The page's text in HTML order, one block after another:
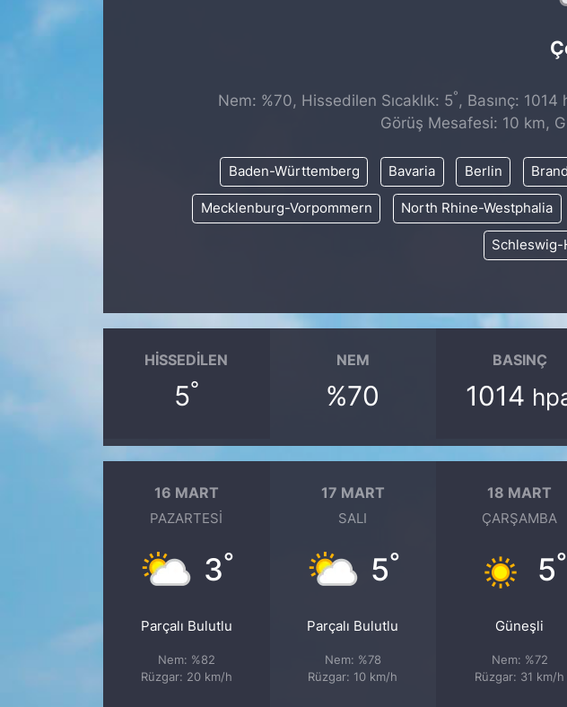
Nem: %70, Hissedilen Sıcaklık: 5° , Basınç:
Görüş Mesafesi: 10 km,
Baden-Württemberg Bavaria Berlin
Mecklenburg-Vorpommern North Rhine-Westphalia
Schleswig-
HISSEDILEN
5°
NEM
%70
BASINÇ
1014
16 MART
PAZARTESI
3°
Parçalı Bulutlu
Nem: %82
Rüzgar: 20 km/h
17 MART
SALI
5°
Parçalı Bulutlu
Nem: %78
Rüzgar: 10 km/h
18 MART
ÇARŞAMBA
5°
Güneşli
Nem: %72
Rüzgar: 31 km/h